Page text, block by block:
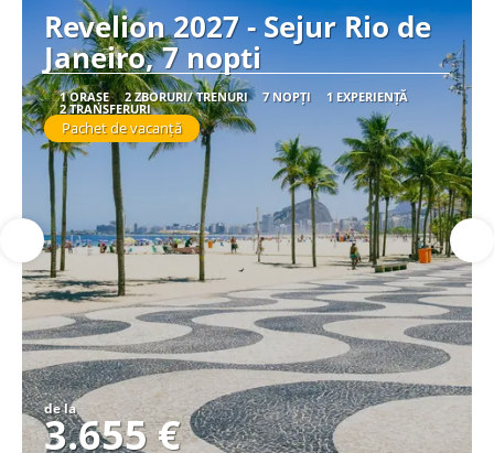
Revelion 2027 - Sejur Rio de
Janeiro, 7 nopti
1 ORAȘE 2 ZBORURI/ TRENURI 7 NOPȚI 1 EXPERIENȚĂ
2 TRANSFERURI
Pachet de vacanță
de la
3.655 €